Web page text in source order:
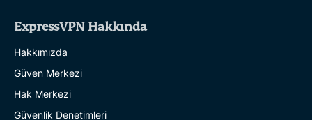
ExpressVPN Hakkında
Hakkımızda
Güven Merkezi
Hak Merkezi
Güvenlik Denetimleri